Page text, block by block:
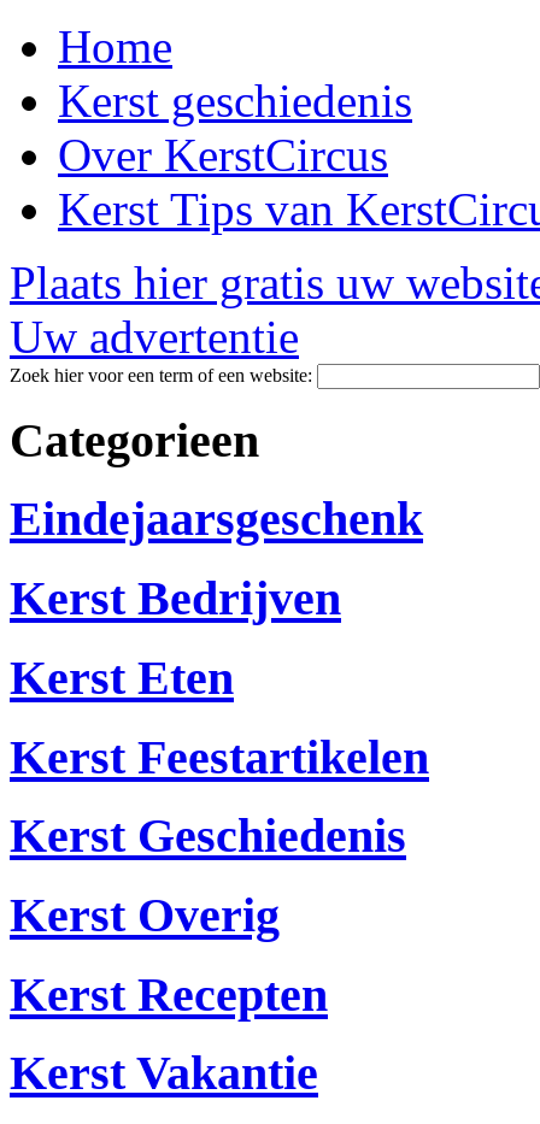
Home
Kerst geschiedenis
Over KerstCircus
Kerst Tips van
Plaats hier gratis uw
Uw advertentie
Zoek hier voor een term of een website:
Categorieen
Eindejaarsgeschenk
Kerst Bedrijven
Kerst Eten
Kerst Feestartikelen
Kerst Geschiedenis
Kerst Overig
Kerst Recepten
Kerst Vakantie